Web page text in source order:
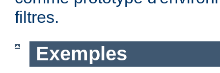
filtres.
Exemples